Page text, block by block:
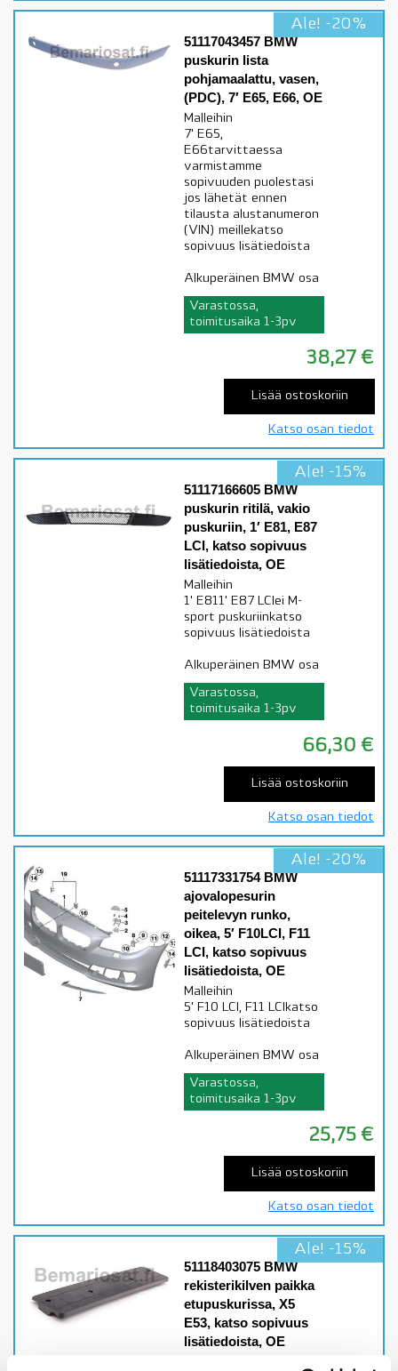
Ale! -20%
51117043457 BMW
puskurin lista
pohjamaalattu, vasen,
(PDC), 7′ E65, E66, OE
Malleihin
7' E65,
E66tarvittaessa
varmistamme
sopivuuden puolestasi
jos lähetät ennen
tilausta alustanumeron
(VIN) meillekatso
sopivuus lisätiedoista
Alkuperäinen BMW osa
Varastossa,
toimitusaika 1-3pv
38,27 €
Lisää ostoskoriin
Katso osan tiedot
Ale! -15%
51117166605 BMW
puskurin ritilä, vakio
puskuriin, 1′ E81, E87
LCI, katso sopivuus
lisätiedoista, OE
Malleihin
1' E811' E87 LCIei M-
sport puskuriinkatso
sopivuus lisätiedoista
Alkuperäinen BMW osa
Varastossa,
toimitusaika 1-3pv
66,30 €
Lisää ostoskoriin
Katso osan tiedot
Ale! -20%
51117331754 BMW
ajovalopesurin
peitelevyn runko,
oikea, 5′ F10LCI, F11
LCI, katso sopivuus
lisätiedoista, OE
Malleihin
5' F10 LCI, F11 LCIkatso
sopivuus lisätiedoista
Alkuperäinen BMW osa
Varastossa,
toimitusaika 1-3pv
25,75 €
Lisää ostoskoriin
Katso osan tiedot
Ale! -15%
51118403075 BMW
rekisterikilven paikka
etupuskurissa, X5
E53, katso sopivuus
lisätiedoista, OE